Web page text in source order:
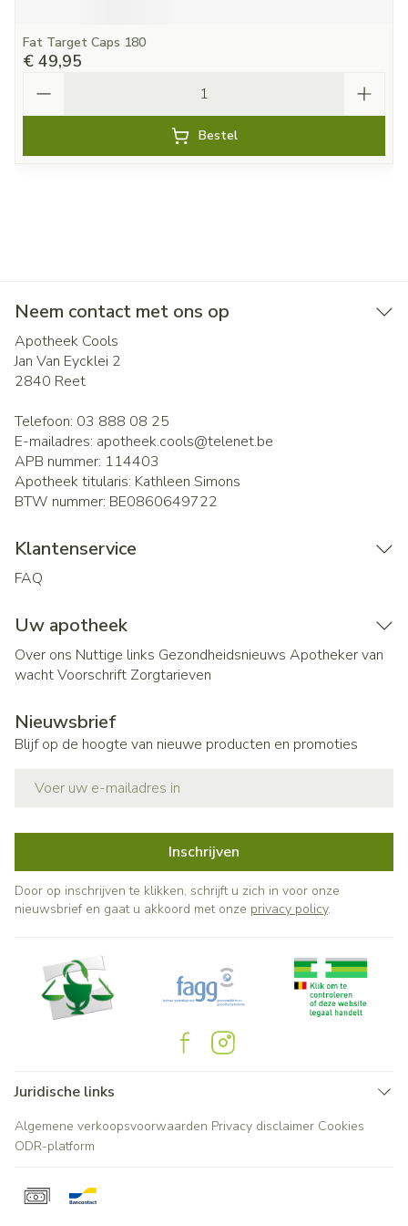
Fat Target Caps 180
€ 49,95
Bestel
Neem contact met ons op
Apotheek Cools
Jan Van Eycklei 2
2840 Reet
Telefoon: 03 888 08 25
E-mailadres: apotheek.cools@telenet.be
APB nummer: 114403
Apotheek titularis: Kathleen Simons
BTW nummer: BE0860649722
Klantenservice
FAQ
Uw apotheek
Over ons Nuttige links Gezondheidsnieuws Apotheker van
wachtVoorschrift Zorgtarieven
Nieuwsbrief
Blijf op de hoogte van nieuwe producten en promoties
Inschrijven
Door op inschrijven te klikken, schrijft u zich in voor onze
nieuwsbrief en gaat u akkoord met onze privacy policy.
Juridische links
Algemene verkoopsvoorwaarden Privacy disclaimer Cookies
ODR-platform